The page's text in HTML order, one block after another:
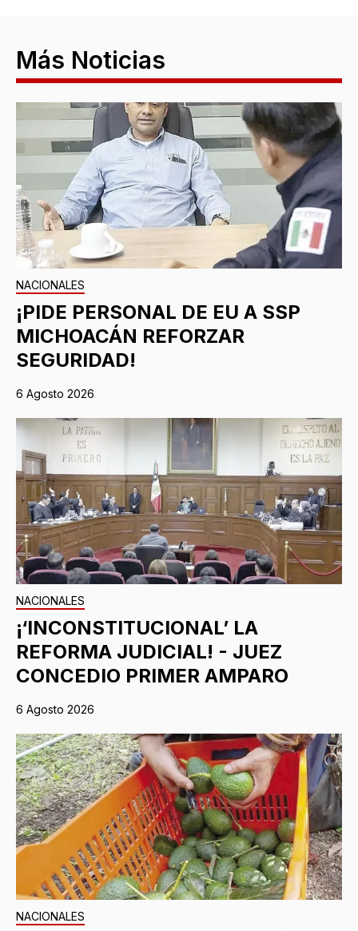
Más Noticias
NACIONALES
¡PIDE PERSONAL DE EU A SSP
MICHOACÁN REFORZAR
SEGURIDAD!
6 Agosto 2026
NACIONALES
¡‘INCONSTITUCIONAL’ LA
REFORMA JUDICIAL! - JUEZ
CONCEDIO PRIMER AMPARO
6 Agosto 2026
NACIONALES